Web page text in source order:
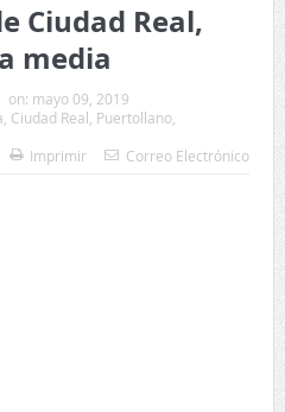
Ciudad Real,
media
on: mayo 09, 2019
, Ciudad Real, Puertollano,
Imprimir
Correo Electrónico